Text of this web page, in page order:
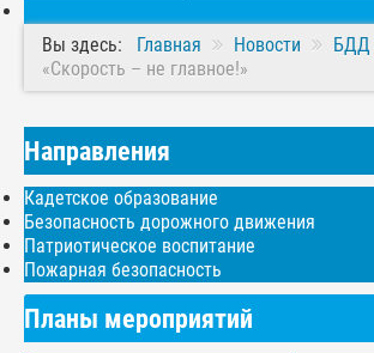
Вы здесь: Главная Новости
БДД
«Скорость – не главное!»
Направления
Кадетское образование
Безопасность дорожного движения
Патриотическое воспитание
Пожарная безопасность
Планы мероприятий